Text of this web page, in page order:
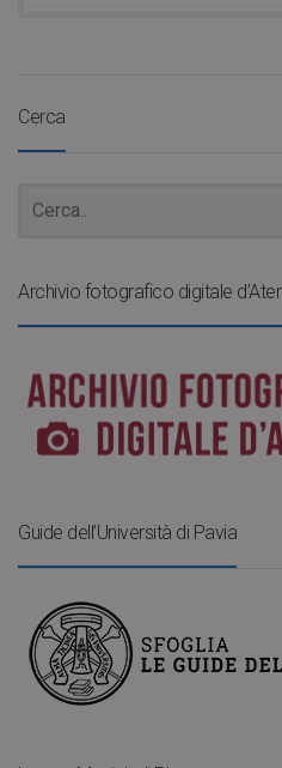
Cerca
Archivio fotografico digitale
Guide dell’Università di Pavia